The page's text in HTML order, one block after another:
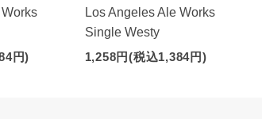
円)
Los Angeles Ale Works
Single Westy
1,258円(税込1,384円)